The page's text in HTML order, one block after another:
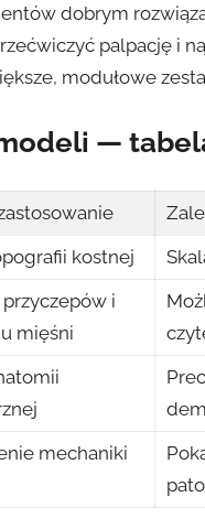
dobrym
palpację i
modułowe
—
kostnej
i
mięśni
mechaniki